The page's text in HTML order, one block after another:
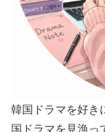
韓国ドラマを好き
国ドラマを見漁っ